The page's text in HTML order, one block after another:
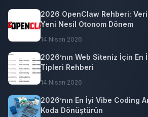
2026 OpenClaw Rehberi:
Yeni Nesil Otonom Dönem
14 Nisan 2026
2026’nın Web Siteniz İçin En
Tipleri Rehberi
14 Nisan 2026
2026’nın En İyi Vibe Coding
Koda Dönüştürün